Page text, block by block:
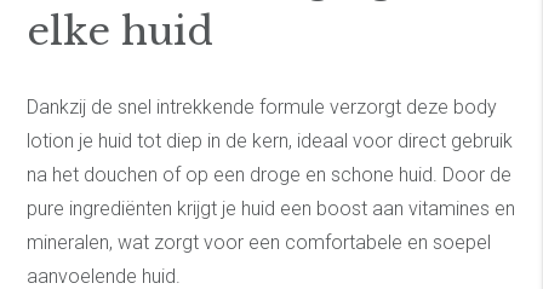
elke huid
Dankzij de snel intrekkende formule verzorgt deze body
lotion je huid tot diep in de kern, ideaal voor direct gebruik
na het douchen of op een droge en schone huid. Door de
pure ingrediënten krijgt je huid een boost aan vitamines en
mineralen, wat zorgt voor een comfortabele en soepel
aanvoelende huid.